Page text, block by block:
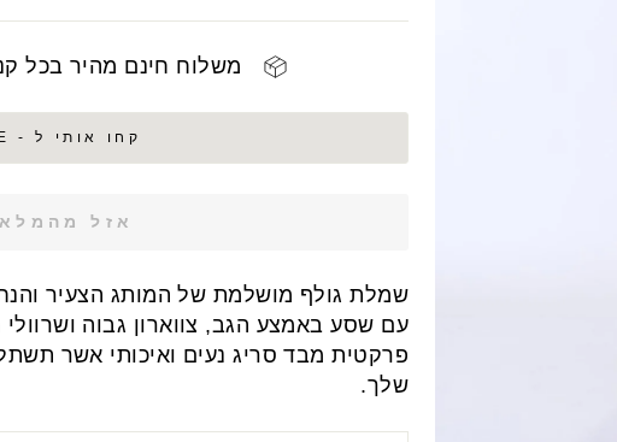
משלוח חינם מהיר בכל קנייה
קחו אותי ל - RE
אזל
שמלת גולף מושלמת של המותג הצעיר
עם שסע באמצע הגב, צווארון גבוה
פרקטית מבד סריג נעים ואיכותי אשר
שלך.